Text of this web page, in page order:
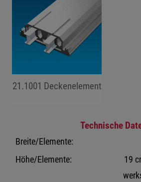
21.1001 Deckenelement
Technische
Breite/Elemente:
Höhe/Elemente:
19